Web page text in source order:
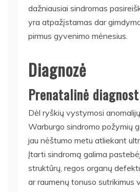
dažniausiai sindromas
yra atpažįstamas dar
pirmus gyvenimo mėnesius.
Diagnozė
Prenatalinė
Dėl ryškių vystymosi
Warburgo sindromo požymių
jau nėštumo metu atliekant
Įtarti sindromą galima
struktūrų, regos organų
ar raumenų tonuso sutrikimus